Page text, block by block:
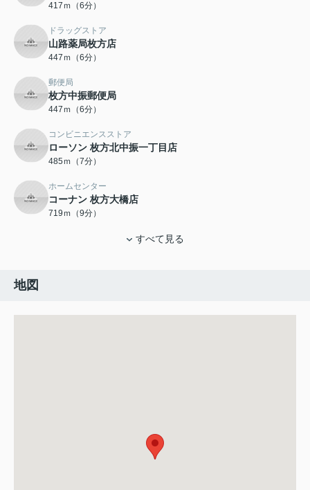
417ｍ（6分）
ドラッグストア
山路薬局枚方店
447ｍ（6分）
郵便局
枚方中振郵便局
447ｍ（6分）
コンビニエンスストア
ローソン 枚方北中振一丁目店
485ｍ（7分）
ホームセンター
コーナン 枚方大橋店
719ｍ（9分）
すべて見る
地図